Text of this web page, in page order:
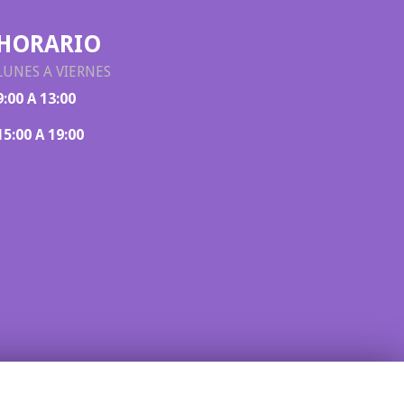
A VIERNES
A 13:00
A 19:00